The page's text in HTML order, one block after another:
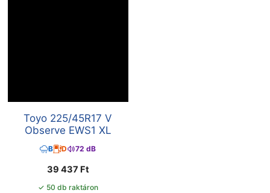
Toyo 225/45R17 V
Observe EWS1 XL
B D 72 dB
39 437 Ft
✓ 50 db raktáron